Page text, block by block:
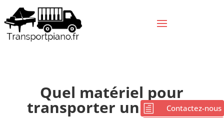
Quel matériel pour
transporter un piano ?
h Contactez-nous